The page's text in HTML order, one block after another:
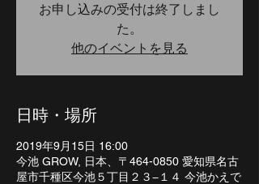
お申し込みの受付は終了しまし
た。
他のイベントを見る
日時・場所
2019年9月15日 16:00
今池 GROW, 日本、〒464-0850 愛知県名古
屋市千種区今池５丁目２３−１４ 今池かえで